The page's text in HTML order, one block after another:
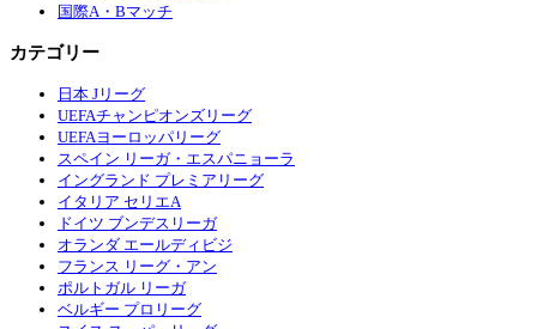
国際A・Bマッチ
カテゴリー
日本 Jリーグ
UEFAチャンピオンズリーグ
UEFAヨーロッパリーグ
スペイン リーガ・エスパニョーラ
イングランド プレミアリーグ
イタリア セリエA
ドイツ ブンデスリーガ
オランダ エールディビジ
フランス リーグ・アン
ポルトガル リーガ
ベルギー プロリーグ